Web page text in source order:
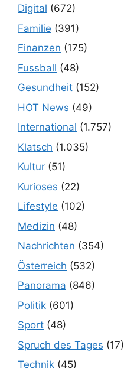
Digital (672)
Familie (391)
Finanzen (175)
Fussball (48)
Gesundheit (152)
HOT News (49)
International (1.757)
Klatsch (1.035)
Kultur (51)
Kurioses (22)
Lifestyle (102)
Medizin (48)
Nachrichten (354)
Österreich (532)
Panorama (846)
Politik (601)
Sport (48)
Spruch des Tages (17)
Technik (45)